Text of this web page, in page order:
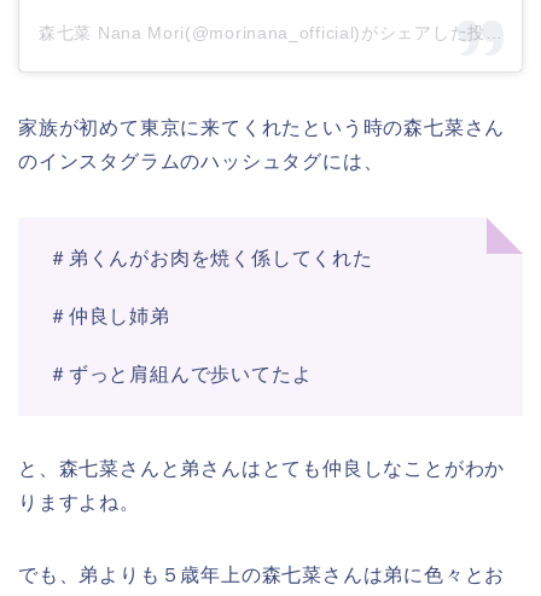
家族が初めて東京に来てくれたという時の森七菜さ ん
のインスタグラムのハッシュタグには、
＃弟くんがお肉を焼く係してくれた
＃仲良し姉弟
＃ずっと肩組んで歩いてたよ
と、 森七菜さん と 弟さんは とても仲良しなことがわか
りますよね。
でも、 弟 よりも５歳年上の森七菜さんは弟に色々とお